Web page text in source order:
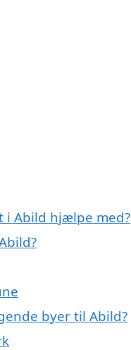
i Abild hjælpe med?
byer til Abild?